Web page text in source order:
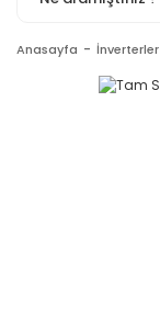
Anasayfa İnverterler